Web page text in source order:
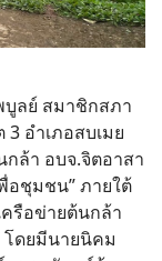
สมาชิกสภา
อำเภอสบเมย
กล้า อบจ.จิตอาสา
อชุมชน” ภายใต้
รือข่ายต้นกล้า
โดยมีนายนิคม